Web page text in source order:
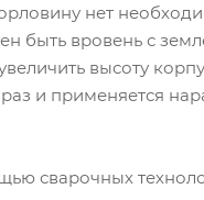
нет
быть вровень с
высоту
раз и применяется
сварочных